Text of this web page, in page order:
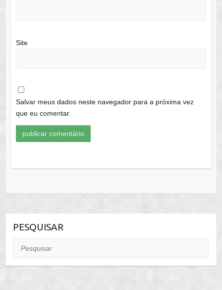
Site
Salvar meus dados neste navegador para a próxima vez
que eu comentar.
PESQUISAR
Pesquisar